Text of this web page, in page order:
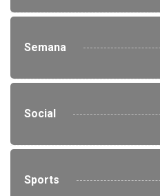
Semana
Social
Sports